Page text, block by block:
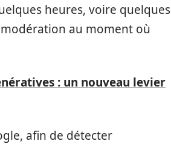
heures, voire quelques
modération au moment où
: un nouveau levier
afin de détecter